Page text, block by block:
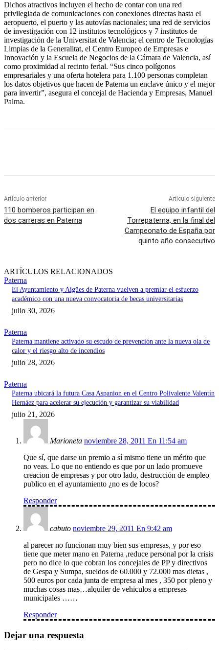
Dichos atractivos incluyen el hecho de contar con una red
privilegiada de comunicaciones con conexiones directas hasta el
aeropuerto, el puerto y las autovías nacionales; una red de servicios
de investigación con 12 institutos tecnológicos y 7 institutos de
investigación de la Universitat de Valencia; el centro de Tecnologías
Limpias de la Generalitat, el Centro Europeo de Empresas e
Innovación y la Escuela de Negocios de la Cámara de Valencia, así
como proximidad al recinto ferial. “Sus cinco polígonos
empresariales y una oferta hotelera para 1.100 personas completan
los datos objetivos que hacen de Paterna un enclave único y el mejor
para invertir”, asegura el concejal de Hacienda y Empresas, Manuel
Palma.
Artículo anterior
110 bomberos participan en
dos carreras en Paterna
Artículo siguiente
El equipo infantil del
Torrepaterna, en la final del
Campeonato de España por
quinto año consecutivo
ARTÍCULOS RELACIONADOS
Paterna
El Ayuntamiento y Aigües de Paterna vuelven a premiar el esfuerzo
académico con una nueva convocatoria de becas universitarias
julio 30, 2026
Paterna
Paterna mantiene activado su escudo de prevención ante la nueva ola de
calor y el riesgo alto de incendios
julio 28, 2026
Paterna
Paterna ubicará la futura Casa Aspanion en el Centro Polivalente Valentín
Hernáez para acelerar su ejecución y garantizar su viabilidad
julio 21, 2026
Marioneta noviembre 28, 2011 En 11:54 am
Que sí, que darse un premio a sí mismo tiene un mérito que
no veas. Lo que no entiendo es que por un lado promueve
creacion de empresas y por otro lado, destrucción de empleo
publico en el ayuntamiento ¿no es de locos?
Responder
cabuto noviembre 29, 2011 En 9:42 am
al parecer no funcionan muy bien sus empresas, y por eso
tiene que meter mano en Paterna ,reduce personal por la crisis
pero no dice lo que cobran los concejales de PP y directivos
de Gespa y Sumpa, sueldos de 60.000 y 72.000 mas dietas ,
500 euros por cada junta de empresa al mes , 350 por pleno y
muchas cosas mas…alquiler de vehiculos a empresas
municipales ……
Responder
Dejar una respuesta